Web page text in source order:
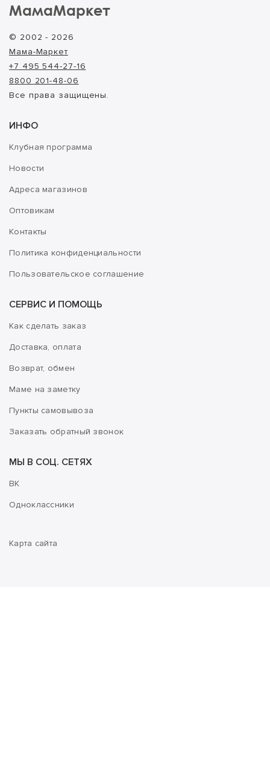
МамаМаркет
© 2002 - 2026
Мама-Маркет
+7 495 544-27-16
8800 201-48-06
Все права защищены.
ИНФО
Клубная программа
Новости
Адреса магазинов
Оптовикам
Контакты
Политика конфиденциальности
Пользовательское соглашение
СЕРВИС И ПОМОЩЬ
Как сделать заказ
Доставка, оплата
Возврат, обмен
Маме на заметку
Пункты самовывоза
Заказать обратный звонок
МЫ В СОЦ. СЕТЯХ
ВК
Одноклассники
Карта сайта